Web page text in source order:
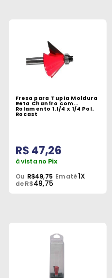
Fresa para Tupia Moldura
Reta Chanfro com
Rolamento 1.1/4 x 1/4 Pol.
Rocast
R$ 47,26
à vista no Pix
Ou R$49,75 Em até1X
de R$49,75